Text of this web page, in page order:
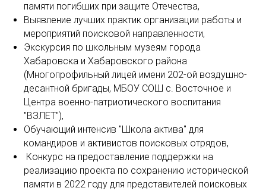
памяти погибших при защите Отечества,
Выявление лучших практик организации работы и
мероприятий поисковой направленности,
Экскурсия по школьным музеям города
Хабаровска и Хабаровского района
(Многопрофильный лицей имени 202-ой воздушно-
десантной бригады, МБОУ СОШ с. Восточное и
Центра военно-патриотического воспитания
"ВЗЛЕТ"),
Обучающий интенсив "Школа актива" для
командиров и активистов поисковых отрядов,
Конкурс на предоставление поддержки на
реализацию проекта по сохранению исторической
памяти в 2022 году для представителей поисковых